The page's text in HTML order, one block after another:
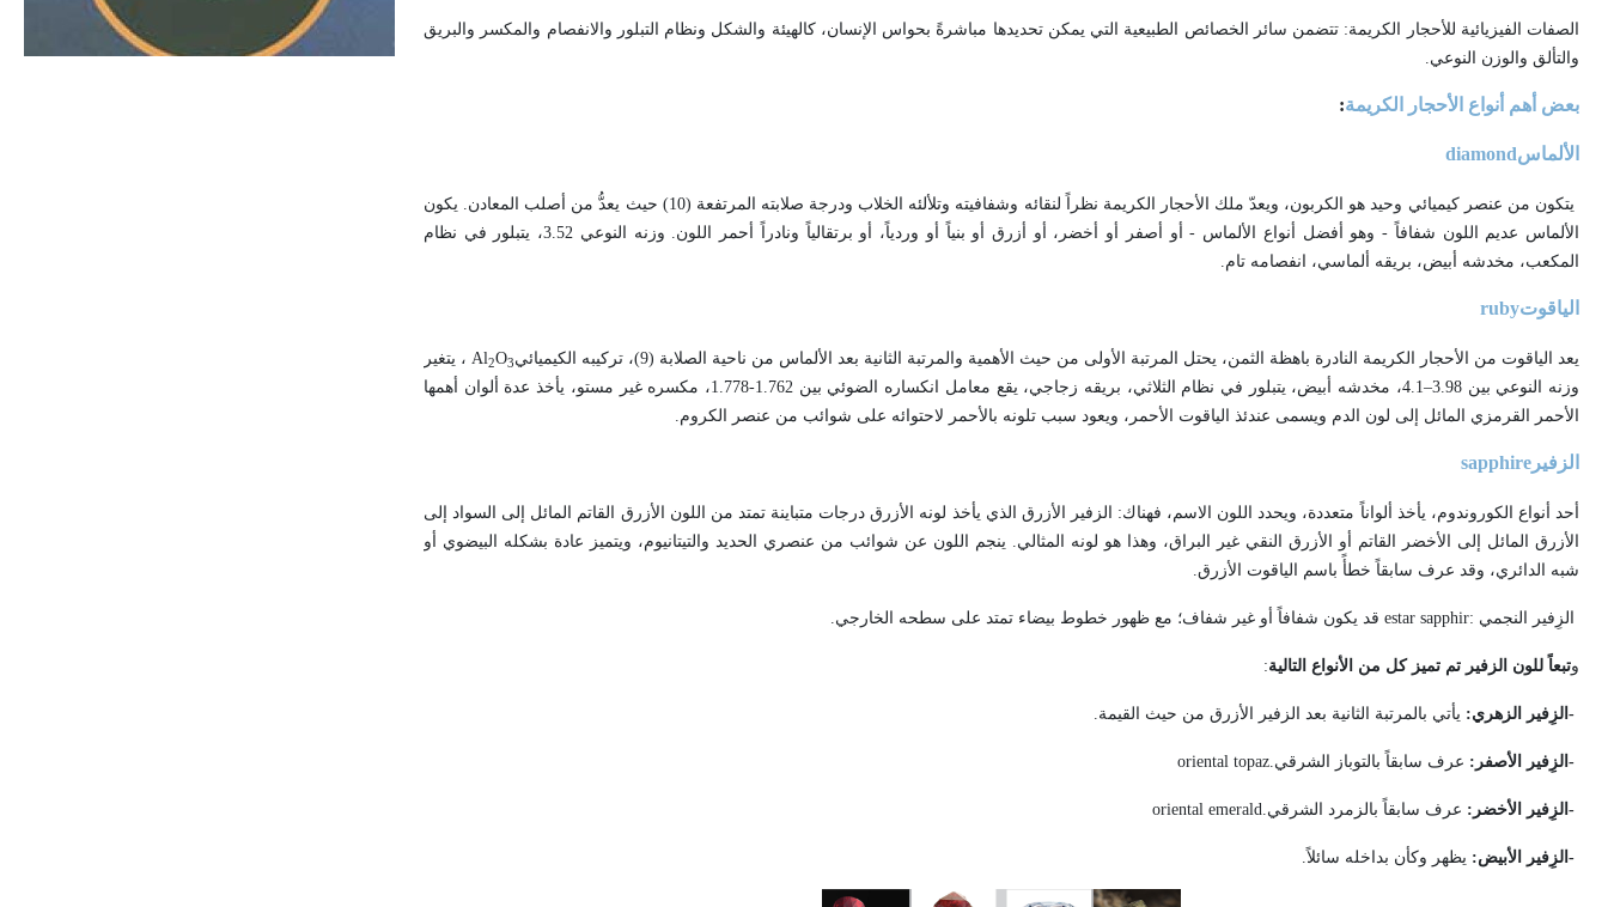
الصفات الفيزيائية للأحجار الكريمة: تتضمن سائر الخصائص الطبيعية التي يمكن تحديدها مباشرةً بحواس الإنسان، كالهيئة والشكل ونظام التبلور والانفصام والمكسر والبريق
والتألق والوزن النوعي.
بعض أهم أنواع الأحجار الكريمة:
الألماسdiamond
يتكون من عنصر كيميائي وحيد هو الكربون، ويعدّ ملك الأحجار الكريمة نظراً لنقائه وشفافيته وتلألئه الخلاب ودرجة صلابته المرتفعة (10) حيث يعدُّ من أصلب المعادن. يكون
الألماس عديم اللون شفافاً - وهو أفضل أنواع الألماس - أو أصفر أو أخضر، أو أزرق أو بنياً أو وردياً، أو برتقالياً ونادراً أحمر اللون. وزنه النوعي 3.52، يتبلور في نظام
المكعب، مخدشه أبيض، بريقه ألماسي، انفصامه تام.
الياقوتruby
يعد الياقوت من الأحجار الكريمة النادرة باهظة الثمن، يحتل المرتبة الأولى من حيث الأهمية والمرتبة الثانية بعد الألماس من ناحية الصلابة (9)، تركيبه الكيميائي Al2O3
، يتغير
وزنه النوعي بين 3.98–4.1، مخدشه أبيض، يتبلور في نظام الثلاثي، بريقه زجاجي، يقع معامل انكساره الضوئي بين 1.762-1.778، مكسره غير مستو، يأخذ عدة ألوان أهمها
الأحمر القرمزي المائل إلى لون الدم ويسمى عندئذ الياقوت الأحمر، ويعود سبب تلونه بالأحمر لاحتوائه على شوائب من عنصر الكروم.
الزفير sapphire
أحد أنواع الكوروندوم، يأخذ ألواناً متعددة، ويحدد اللون الاسم، فهناك: الزفير الأزرق الذي يأخذ لونه الأزرق درجات متباينة تمتد من اللون الأزرق القاتم المائل إلى السواد إلى
الأزرق المائل إلى الأخضر القاتم أو الأزرق النقي غير البراق، وهذا هو لونه المثالي. ينجم اللون عن شوائب من عنصري الحديد والتيتانيوم، ويتميز عادة بشكله البيضوي أو
شبه الدائري، وقد عرف سابقاً خطأً باسم الياقوت الأزرق.
الزِفير النجمي estar sapphir: قد يكون شفافاً أو غير شفاف؛ مع ظهور خطوط بيضاء تمتد على سطحه الخارجي.
وتبعاً للون الزفير تم تميز كل من الأنواع التالية:
- الزِفير الزهري: يأتي بالمرتبة الثانية بعد الزفير الأزرق من حيث القيمة.
- الزِفير الأصفر: عرف سابقاً بالتوباز الشرقيoriental topaz.
- الزِفير الأخضر: عرف سابقاً بالزمرد الشرقيoriental emerald.
- الزِفير الأبيض: يظهر وكأن بداخله سائلاً.
الحمرة وهو أجود أنواعه، ويمتاز بكبر
الحجم ويسمى الش